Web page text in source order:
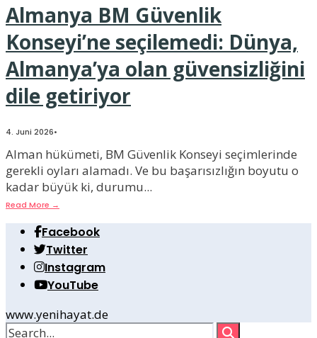
Almanya BM Güvenlik
Konseyi’ne seçilemedi: Dünya,
Almanya’ya olan güvensizliğini
dile getiriyor
4. Juni 2026•
Alman hükümeti, BM Güvenlik Konseyi seçimlerinde
gerekli oyları alamadı. Ve bu başarısızlığın boyutu o
kadar büyük ki, durumu...
Read More →
Facebook
Twitter
Instagram
YouTube
www.yenihayat.de